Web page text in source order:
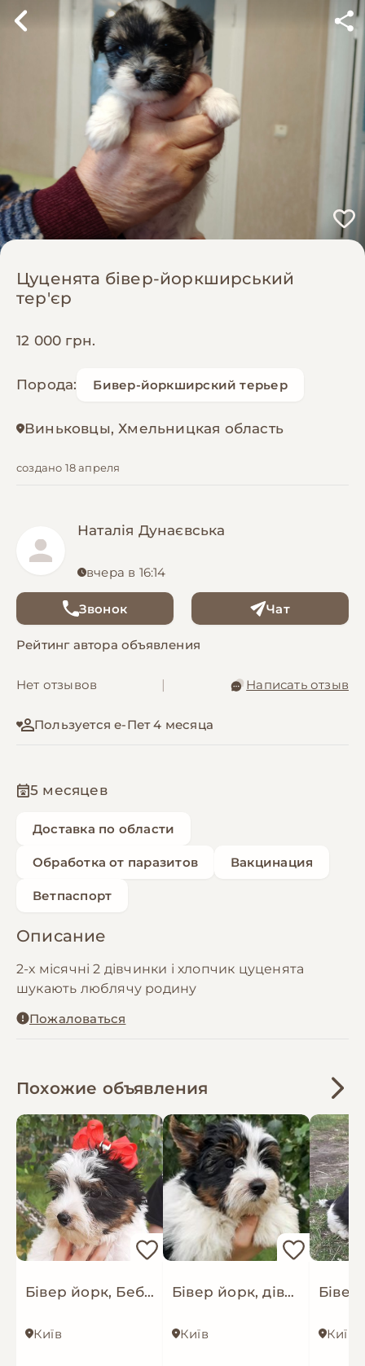
Цуценята бівер-йоркширський
тер'єр
12 000 грн.
Порода: Бивер-йоркширский терьер
Виньковцы, Хмельницкая область
создано 18 апреля
Наталія Дунаєвська
вчера в 16:14
Звонок Чат
Рейтинг автора объявления
Нет отзывов Написать отзыв
Пользуется е-Пет 4 месяца
5 месяцев
Доставка по области
Обработка от паразитов Вакцинация
Ветпаспорт
Описание
2-х місячні 2 дівчинки і хлопчик цуценята
шукають люблячу родину
Пожаловаться
Похожие объявления
Бівер йорк, Бебі фейс, хлопчик міні стандарт
Київ
Бівер йорк, дівчинка, стандарт, 11.04
Київ Київ